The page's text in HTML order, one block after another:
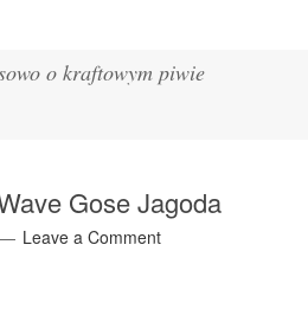
o kraftowym piwie
Gose Jagoda
Leave a Comment